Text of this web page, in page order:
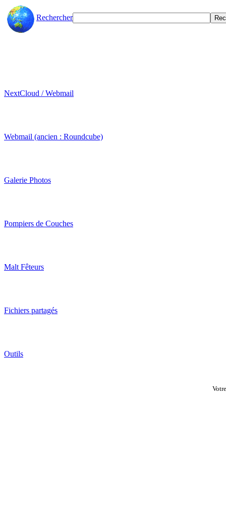
Rechercher
NextCloud / Webmail
Webmail (ancien : Roundcube)
Galerie Photos
Pompiers de Couches
Malt Fêteurs
Fichiers partagés
Outils